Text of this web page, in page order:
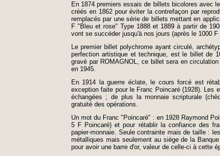
En 1874 premiers essais de billets bicolores avec
créés en 1862 pour éviter la contrefaçon par
remplacés par une série de billets mettant en
F "Bleu et rose" Type 1888 et 1889 à partir de
vont se succéder jusqu'à nos jours (après le 1000
Le premier billet polychrome ayant circulé,
perfection artistique et technique, est le billet de
gravé par ROMAGNOL, ce billet sera en
en 1945.
En 1914 la guerre éclate, le cours forcé est
exception faite pour le Franc Poincaré (1928). Les
échangées ; de plus la monnaie scripturale
gratuité des opérations.
Un mot du Franc "Poincaré" : en 1928 Raymond
5 F Poincaré) et pour rétablir la confiance des
papier-monnaie. Seule contrainte mais de taille :
métalliques mais seulement au siège de la
pour avoir une barre d'or, valeur de celle-ci à cette